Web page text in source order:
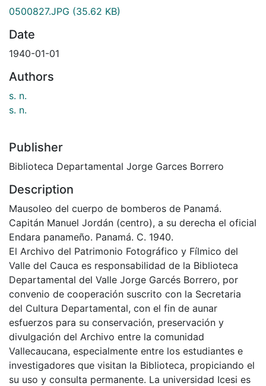
0500827.JPG (35.62 KB)
Date
1940-01-01
Authors
s. n.
s. n.
Publisher
Biblioteca Departamental Jorge Garces Borrero
Description
Mausoleo del cuerpo de bomberos de Panamá.
Capitán Manuel Jordán (centro), a su derecha el oficial
Endara panameño. Panamá. C. 1940.
El Archivo del Patrimonio Fotográfico y Fílmico del
Valle del Cauca es responsabilidad de la Biblioteca
Departamental del Valle Jorge Garcés Borrero, por
convenio de cooperación suscrito con la Secretaria
del Cultura Departamental, con el fin de aunar
esfuerzos para su conservación, preservación y
divulgación del Archivo entre la comunidad
Vallecaucana, especialmente entre los estudiantes e
investigadores que visitan la Biblioteca, propiciando el
su uso y consulta permanente. La universidad Icesi es